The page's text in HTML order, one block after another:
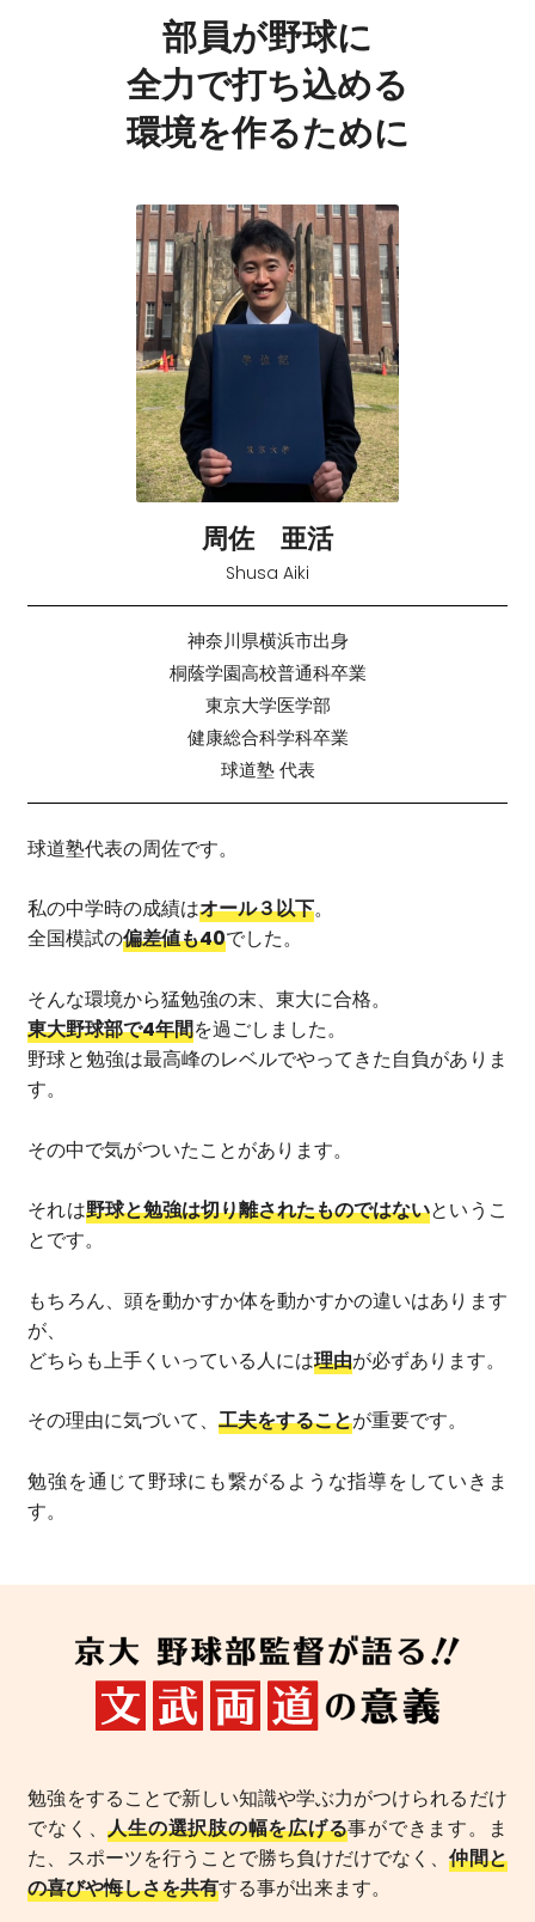
部員が野球に
全力で打ち込める
環境を作るために
周佐 亜活
Shusa Aiki
神奈川県横浜市出身
桐蔭学園高校普通科卒業
東京大学医学部
健康総合科学科卒業
球道塾 代表
球道塾代表の周佐です。
私の中学時の成績はオール３以下。
全国模試の偏差値も40でした。
そんな環境から猛勉強の末、東大に合格。
東大野球部で4年間を過ごしました。
野球と勉強は最高峰のレベルでやってきた自負がありま
す。
その中で気がついたことがあります。
それは野球と勉強は切り離されたものではないというこ
とです。
もちろん、頭を動かすか体を動かすかの違いはあります
が、
どちらも上手くいっている人には理由が必ずあります。
その理由に気づいて、工夫をすることが重要です。
勉強を通じて野球にも繋がるような指導をしていきま
す。
勉強をすることで新しい知識や学ぶ力がつけられるだけ
でなく、人生の選択肢の幅を広げる事ができます。ま
た、スポーツを行うことで勝ち負けだけでなく、仲間と
の喜びや悔しさを共有する事が出来ます。